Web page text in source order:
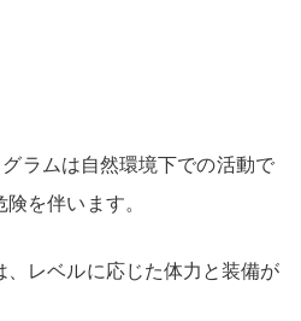
ラムは自然環境下での活動で
を伴います。
、レベルに応じた体力と装備が